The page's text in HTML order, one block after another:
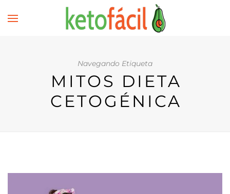
Navegando Etiqueta
MITOS DIETA
CETOGÉNICA